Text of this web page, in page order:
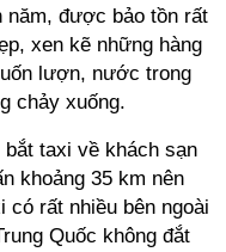
năm, được bảo tồn rất
xen kẽ những hàng
lượn, nước trong
chảy xuống.
taxi về khách sạn
khoảng 35 km nên
có rất nhiều bên ngoài
Quốc không đắt